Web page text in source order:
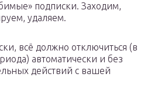
подписки. Заходим,
удаляем.
всё должно отключиться (в
автоматически и без
действий с вашей